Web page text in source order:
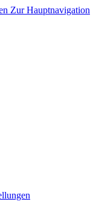
Zur Hauptnavigation